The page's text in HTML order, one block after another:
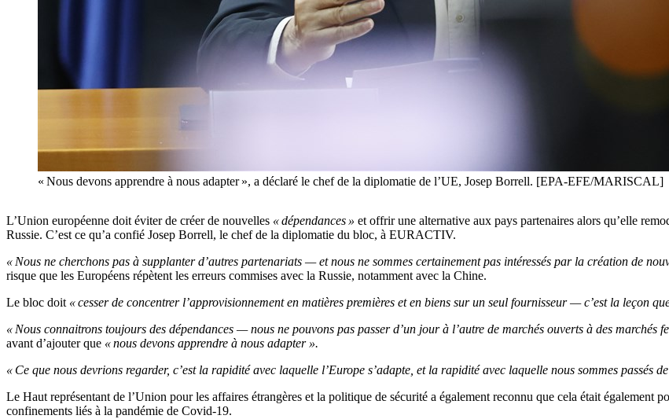
« Nous devons apprendre à nous adapter », a déclaré le chef de la diplomatie de l’UE, Josep Borrell. [EPA-EFE/MARISCAL]
L’Union européenne doit éviter de créer de nouvelles « dépendances » et offrir une alternative aux pays partenaires alors qu’elle
Russie. C’est ce qu’a confié Josep Borrell, le chef de la diplomatie du bloc, à EURACTIV.
« Nous ne cherchons pas à supplanter d’autres partenariats — et nous ne sommes certainement pas intéressés par la création de
risque que les Européens répètent les erreurs commises avec la Russie, notamment avec la Chine.
Le bloc doit « cesser de concentrer l’approvisionnement en matières premières et en biens sur un seul fournisseur — c’est la leçon
« Nous connaitrons toujours des dépendances — nous ne pouvons pas passer d’un jour à l’autre de marchés ouverts à des marchés
avant d’ajouter que « nous devons apprendre à nous adapter ».
« Ce que nous devrions regarder, c’est la rapidité avec laquelle l’Europe s’adapte, et la rapidité avec laquelle nous sommes passés
Le Haut représentant de l’Union pour les affaires étrangères et la politique de sécurité a également reconnu que cela était également
confinements liés à la pandémie de Covid-19.